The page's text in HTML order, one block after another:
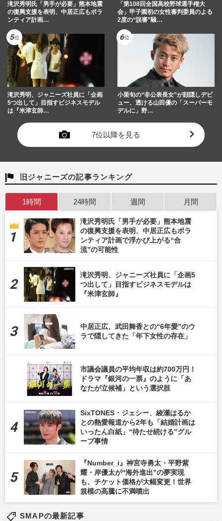
滝沢秀明氏「男手が必要」熊本地震
の復興支援を表明、中居正広もボラ
ンティア計画…
「第108回全国高校野球選手権大
会」甲子園初の女性審判委員のよる
2度の“誤審”騒…
滝沢秀明、ジャニーズ社員に「企画
5つ出して」目指すビジネスモデル
は『米津玄師…
小栗旬の“非公表長女”が顔隠しデビ
ュー、透ける山田優の「スーパーモ
デルに」野…
7位以降を見る
旧ジャニーズの記事ランキング
1時間 24時間 週間 月間
滝沢秀明氏「男手が必要」熊本地震
の復興支援を表明、中居正広もボラ
ンティア計画で浮かび上がる“合
流”の可能性
滝沢秀明、ジャニーズ社員に「企画5
つ出して」目指すビジネスモデルは
『米津玄師』
中居正広、武田舞香との“6年愛”のウ
ラで隠してきた「年下女性の存在」
市議会議員の平均年収は約700万円！
ドラマ『銀河の一票』のように「あ
なたが立候補」という選択肢
SixTONES・ジェシー、綾瀬はるか
との熱愛報道から2年も「結婚計画は
いったん白紙」“待たせ続ける”グル
ープ事情
『Number_i』神宮寺勇太・平野紫
耀・岸優太が“海外進出”の夢実現
も、チケット価格が大幅変更！世界
規模の高騰に不満噴出
SMAPの最新記事